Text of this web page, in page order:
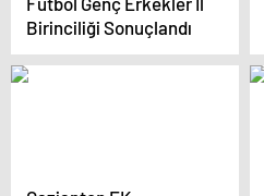
Birinciliği Sonuçlandı